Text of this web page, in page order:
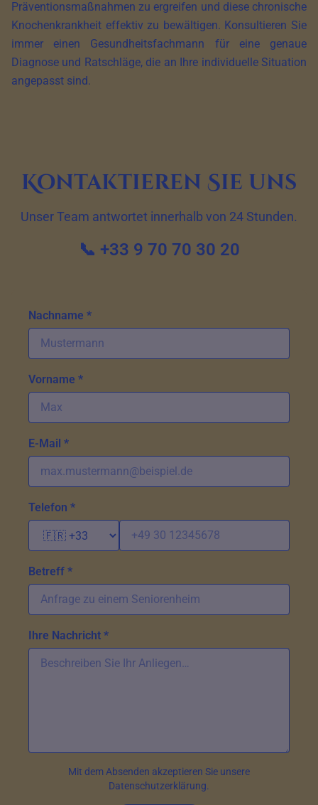
Präventionsmaßnahmen zu ergreifen und diese chronische
Knochenkrankheit effektiv zu bewältigen. Konsultieren Sie
immer einen Gesundheitsfachmann für eine genaue
Diagnose und Ratschläge, die an Ihre individuelle Situation
angepasst sind.
Kontaktieren Sie uns
Unser Team antwortet innerhalb von 24 Stunden.
📞 +33 9 70 70 30 20
Nachname *
Vorname *
E-Mail *
Telefon *
Betreff *
Ihre Nachricht *
Mit dem Absenden akzeptieren Sie unsere
Datenschutzerklärung.